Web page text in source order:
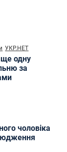
УКР.НЕТ
ще одну
за
чоловіка